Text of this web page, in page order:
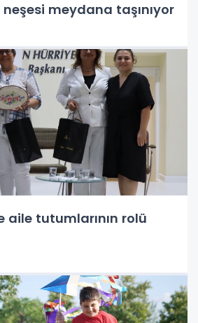
neşesi meydana taşınıyor
aile tutumlarının rolü